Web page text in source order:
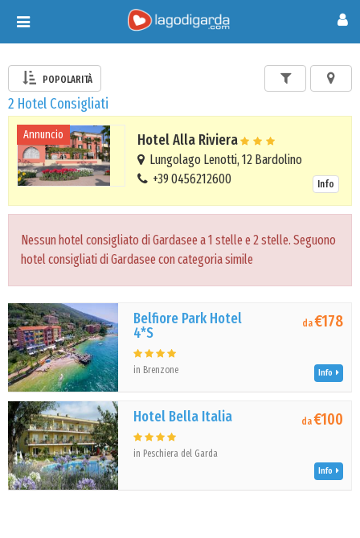
Toggle
navigation
POPOLARITÀ
2 Hotel Consigliati
Annuncio Hotel Alla Riviera
Lungolago Lenotti, 12 Bardolino
+39 0456212600
Info
Nessun hotel consigliato di Gardasee a 1 stelle e 2 stelle. Seguono
hotel consigliati di Gardasee con categoria simile
Belfiore Park Hotel
4*S
in Brenzone
da€178
Info
Hotel Bella Italia
in Peschiera del Garda
da€100
Info